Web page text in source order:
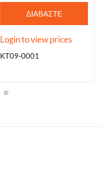
ΔΙΑΒΆΣΤΕ
ΠΕΡΙΣΣΌΤΕΡΑ
Login to view prices
KT09-0001